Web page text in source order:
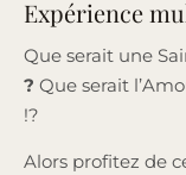
Expérience
Que serait une
? Que serait
!?
Alors profitez de